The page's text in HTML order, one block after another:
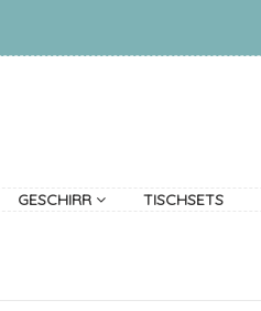
GESCHIRR TISCHSETS